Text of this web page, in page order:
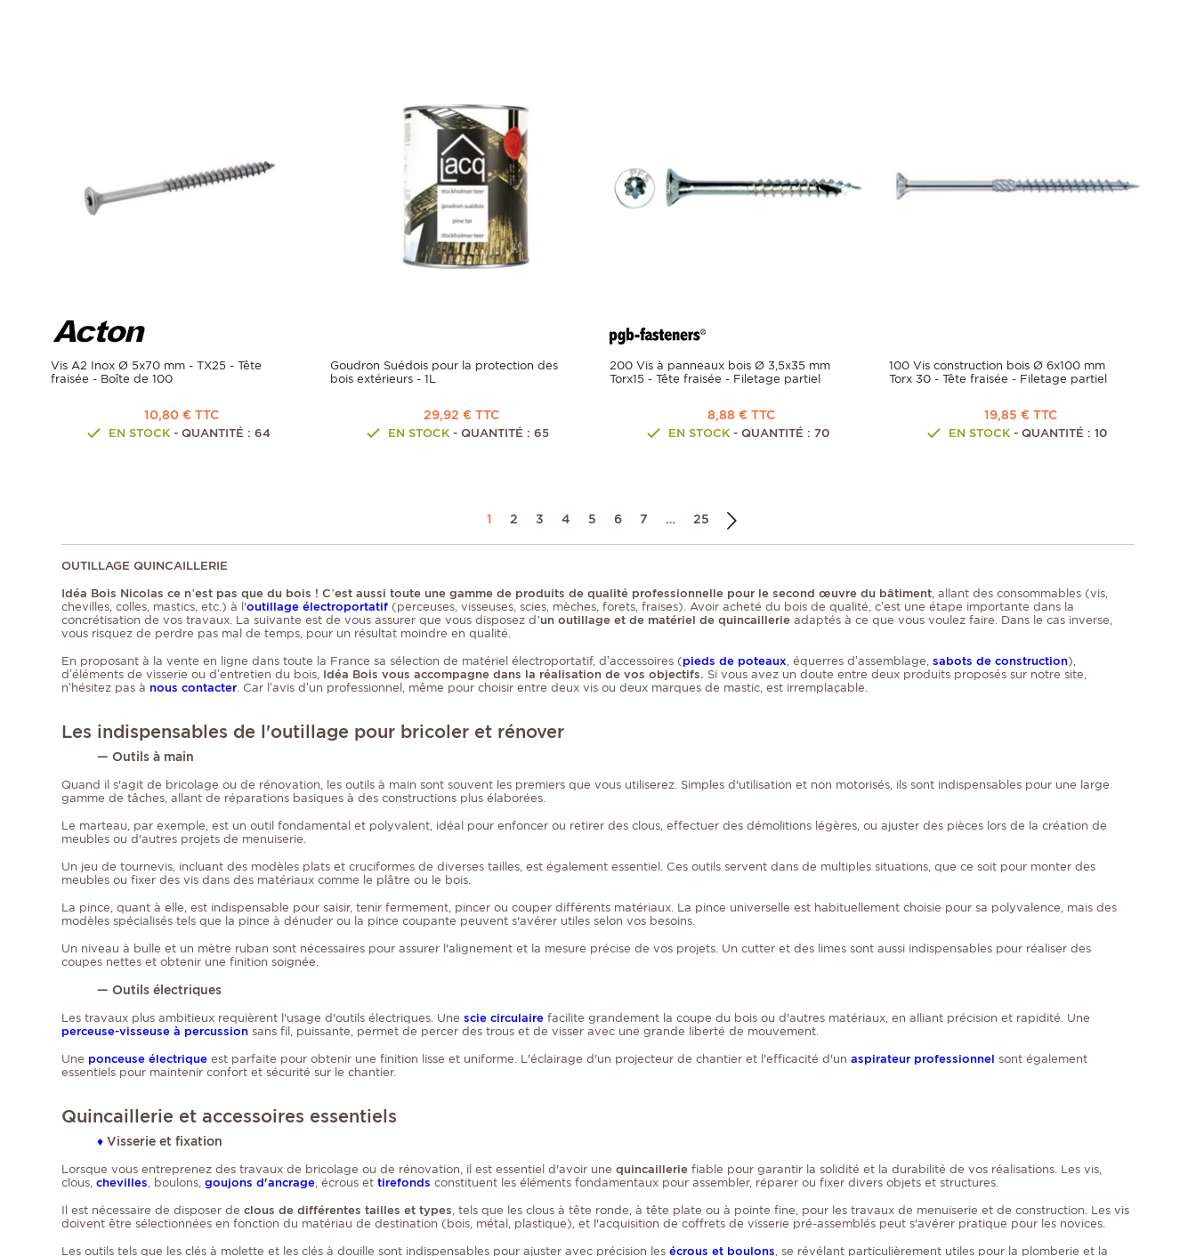
Vis A2 Inox Ø 5x70 mm - TX25 - Tête
fraisée - Boîte de 100
10,80 € TTC
EN STOCK- QUANTITÉ : 64
Goudron Suédois pour la protection des
bois extérieurs - 1L
29,92 € TTC
EN STOCK - QUANTITÉ : 65
200 Vis à panneaux bois Ø 3,5x35 mm
Torx15 - Tête fraisée - Filetage partiel
8,88 € TTC
EN STOCK- QUANTITÉ : 70
100 Vis construction bois Ø 6x100 mm
Torx 30 - Tête fraisée - Filetage partiel
19,85 € TTC
EN STOCK - QUANTITÉ : 10
1 2 3 4 5 6 7 … 25
OUTILLAGE QUINCAILLERIE
Idéa Bois Nicolas ce n’est pas que du bois ! C’est aussi toute une gamme de produits de qualité professionnelle pour le second œuvre du bâtiment, allant des consommables (vis,
chevilles, colles, mastics, etc.) à l'outillage électroportatif(perceuses, visseuses, scies, mèches, forets, fraises). Avoir acheté du bois de qualité, c’est une étape importante dans la
concrétisation de vos travaux. La suivante est de vous assurer que vous disposez d ’un outillage et de matériel de quincaillerie adaptés à ce que vous voulez faire. Dans le cas inverse,
vous risquez de perdre pas mal de temps, pour un résultat moindre en qualité.
En proposant à la vente en ligne dans toute la France sa sélection de matériel électroportatif, d’accessoires (pieds de poteaux, équerres d’assemblage, sabots de construction),
d’éléments de visserie ou d’entretien du bois, Idéa Bois vous accompagne dans la réalisation de vos objectifs. Si vous avez un doute entre deux produits proposés sur notre site,
n’hésitez pas à nous contacter. Car l’avis d’un professionnel, même pour choisir entre deux vis ou deux marques de mastic, est irremplaçable.
Les indispensables de l'outillage pour bricoler et rénover
— Outils à main
Quand il s'agit de bricolage ou de rénovation, les outils à main sont souvent les premiers que vous utiliserez. Simples d'utilisation et non motorisés, ils sont indispensables pour une large
gamme de tâches, allant de réparations basiques à des constructions plus élaborées.
Le marteau, par exemple, est un outil fondamental et polyvalent, idéal pour enfoncer ou retirer des clous, effectuer des démolitions légères, ou ajuster des pièces lors de la création de
meubles ou d'autres projets de menuiserie.
Un jeu de tournevis, incluant des modèles plats et cruciformes de diverses tailles, est également essentiel. Ces outils servent dans de multiples situations, que ce soit pour monter des
meubles ou fixer des vis dans des matériaux comme le plâtre ou le bois.
La pince, quant à elle, est indispensable pour saisir, tenir fermement, pincer ou couper différents matériaux. La pince universelle est habituellement choisie pour sa polyvalence, mais des
modèles spécialisés tels que la pince à dénuder ou la pince coupante peuvent s'avérer utiles selon vos besoins.
Un niveau à bulle et un mètre ruban sont nécessaires pour assurer l'alignement et la mesure précise de vos projets. Un cutter et des limes sont aussi indispensables pour réaliser des
coupes nettes et obtenir une finition soignée.
— Outils électriques
Les travaux plus ambitieux requièrent l'usage d'outils électriques. Une scie circulairefacilite grandement la coupe du bois ou d'autres matériaux, en alliant précision et rapidité. Une
perceuse-visseuse à percussion sans fil, puissante, permet de percer des trous et de visser avec une grande liberté de mouvement.
Une ponceuse électriqueest parfaite pour obtenir une finition lisse et uniforme. L'éclairage d'un projecteur de chantier et l'efficacité d'un aspirateur professionnel sont également
essentiels pour maintenir confort et sécurité sur le chantier.
Quincaillerie et accessoires essentiels
♦ Visserie et fixation
Lorsque vous entreprenez des travaux de bricolage ou de rénovation, il est essentiel d'avoir une quincailleriefiable pour garantir la solidité et la durabilité de vos réalisations. Les vis,
clous, chevilles, boulons, goujons d'ancrage, écrous et tirefonds constituent les éléments fondamentaux pour assembler, réparer ou fixer divers objets et structures.
Il est nécessaire de disposer de clous de différentes tailles et types, tels que les clous à tête ronde, à tête plate ou à pointe fine, pour les travaux de menuiserie et de construction. Les vis
doivent être sélectionnées en fonction du matériau de destination (bois, métal, plastique), et l'acquisition de coffrets de visserie pré-assemblés peut s'avérer pratique pour les novices.
Les outils tels que les clés à molette et les clés à douille sont indispensables pour ajuster avec précision les écrous et boulons, se révélant particulièrement utiles pour la plomberie et la